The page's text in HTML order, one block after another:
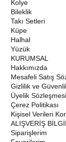
Kolye
Bileklik
Takı Setleri
Küpe
Halhal
Yüzük
KURUMSAL
Hakkımızda
Mesafeli Satış
Gizlilik ve
Üyelik Sözleşmesi
Çerez Politikası
Kişisel Verileri
ALIŞVERİŞ
Siparişlerim